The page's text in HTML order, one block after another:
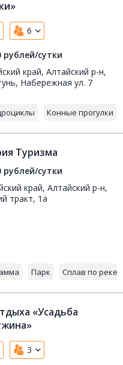
6
рублей/сутки
край, Алтайский р-н,
Набережная ул. 7
Конные прогулки
Туризма
рублей/сутки
край, Алтайский р-н,
тракт, 1а
Парк Сплав по реке
«Усадьба
3